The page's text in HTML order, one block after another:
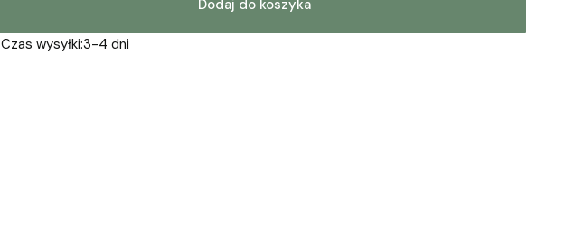
Dodaj do koszyka
Czas wysyłki:3-4 dni